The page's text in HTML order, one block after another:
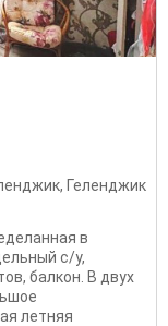
, Геленджик
в
с/у,
балкон. В двух
летняя